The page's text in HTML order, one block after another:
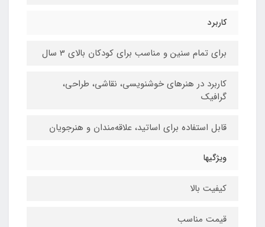
کاربرد
برای تمام سنین و مناسب برای کودکان بالای 3 سال
کاربرد در هنرهای خوشنویسی، نقاشی،‌ طراحی،
گرافیک
قابل استفاده برای اساتید، علاقه‌مندان و هنرجویان
ویژگیها
کیفیت بالا
قیمت مناسب